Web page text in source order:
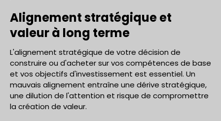
Alignement stratégique et
valeur à long terme
L'alignement stratégique de votre décision de
construire ou d'acheter sur vos compétences de base
et vos objectifs d'investissement est essentiel. Un
mauvais alignement entraîne une dérive stratégique,
une dilution de l'attention et risque de compromettre
la création de valeur.